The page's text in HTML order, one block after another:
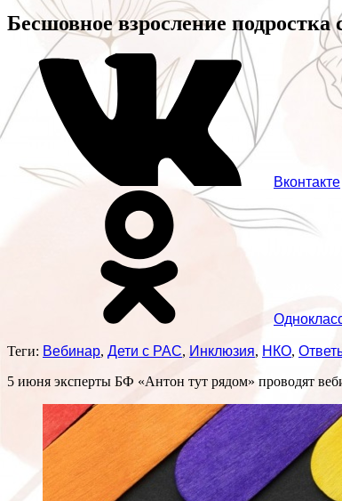
Бесшовное взросление
Вконтакте
Теги: Вебинар, Дети с РАС, Инклюзия, НКО,
5 июня эксперты БФ «Антон тут рядом» проводят